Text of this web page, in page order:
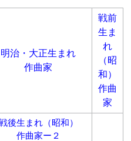
明治・大正生まれ
作曲家
戦前
生ま
れ
（昭
和）
作曲
家
後生まれ（昭和）
作曲家ー２